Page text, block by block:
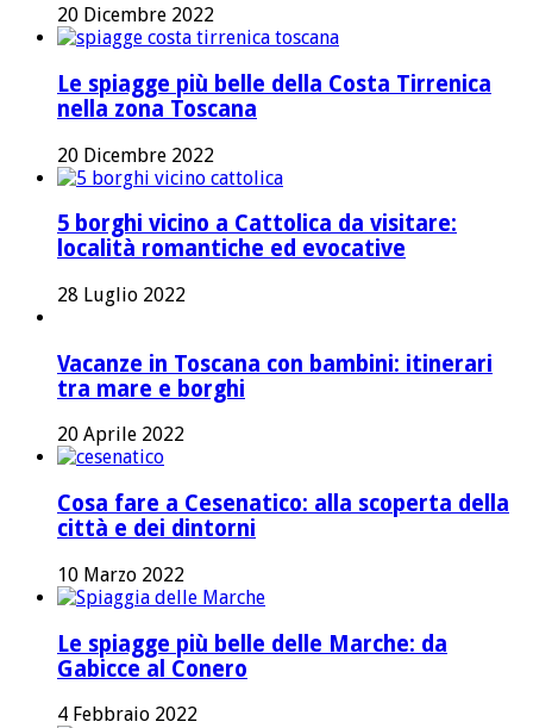
20 Dicembre 2022
Le spiagge più belle della Costa Tirrenica
nella zona Toscana
20 Dicembre 2022
5 borghi vicino a Cattolica da visitare:
località romantiche ed evocative
28 Luglio 2022
Vacanze in Toscana con bambini: itinerari
tra mare e borghi
20 Aprile 2022
Cosa fare a Cesenatico: alla scoperta della
città e dei dintorni
10 Marzo 2022
Le spiagge più belle delle Marche: da
Gabicce al Conero
4 Febbraio 2022